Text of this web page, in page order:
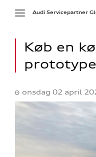
Toggle
Audi Servicepartner
Køb en
onsdag 02 april